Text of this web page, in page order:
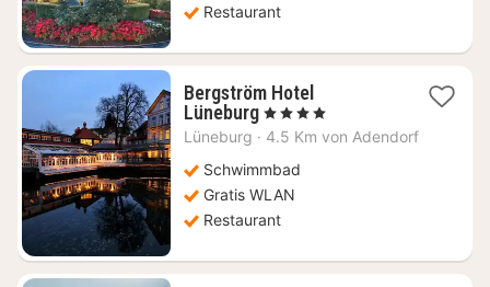
Restaurant
Bergström Hotel
Lüneburg1
Nacht
99,58
€
, 4 Sterne
Lüneburg · 4.5 Km von Adendorf
Schwimmbad
Gratis WLAN
Restaurant